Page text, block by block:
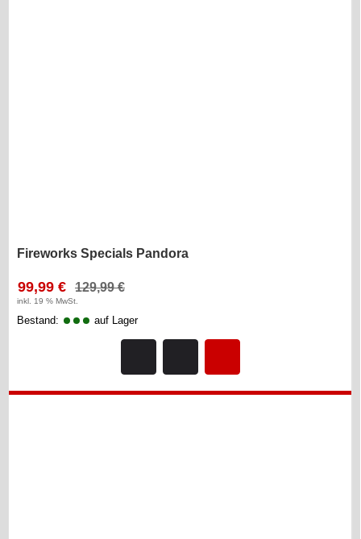
Fireworks Specials Pandora
99,99 € 129,99 €
inkl. 19 % MwSt.
Bestand: auf Lager